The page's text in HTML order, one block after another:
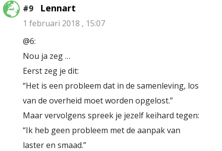
#9 Lennart
1 februari 2018 , 15:07
@6:
Nou ja zeg …
Eerst zeg je dit:
“Het is een probleem dat in de samenleving, los
van de overheid moet worden opgelost.”
Maar vervolgens spreek je jezelf keihard tegen:
“Ik heb geen probleem met de aanpak van
laster en smaad.”